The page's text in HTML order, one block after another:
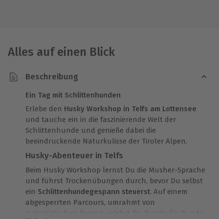
Alles auf einen Blick
Beschreibung
Ein Tag mit Schlittenhunden
Erlebe den Husky Workshop in Telfs am Lottensee
und tauche ein in die faszinierende Welt der
Schlittenhunde und genieße dabei die
beeindruckende Naturkulisse der Tiroler Alpen.
Husky-Abenteuer in Telfs
Beim Husky Workshop lernst Du die Musher-Sprache
und führst Trockenübungen durch, bevor Du selbst
ein Schlittenhundegespann steuerst. Auf einem
abgesperrten Parcours, umrahmt von
majestätischen Bergen, erlebst Du Runde für Runde